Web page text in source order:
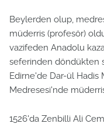
Beylerden olup,
müderris (profesör)
vazifeden Anadolu
seferinden döndükten
Edirne'de Dar-ül Hadis
Medresesi'nde
1526'da Zenbilli Ali